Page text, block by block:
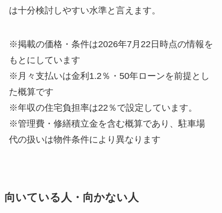
は十分検討しやすい水準と言えます。
※掲載の価格・条件は2026年7月22日時点の情報を
もとにしています
※月々支払いは金利1.2％・50年ローンを前提とし
た概算です
※年収の住宅負担率は22％で設定しています。
※管理費・修繕積立金を含む概算であり、駐車場
代の扱いは物件条件により異なります
向いている人・向かない人